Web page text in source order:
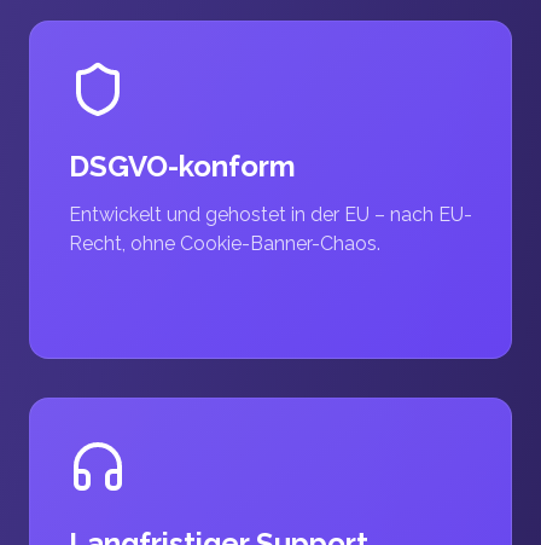
DSGVO-konform
Entwickelt und gehostet in der EU – nach EU-
Recht, ohne Cookie-Banner-Chaos.